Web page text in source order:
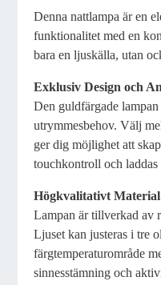
Denna nattlampa är en
funktionalitet med en
bara en ljuskälla, utan
Exklusiv Design och
Den guldfärgade
utrymmesbehov. Välj
ger dig möjlighet att
touchkontroll och
Högkvalitativt
Lampan är tillverkad av
Ljuset kan justeras i tre
färgtemperaturområde
sinnesstämning och